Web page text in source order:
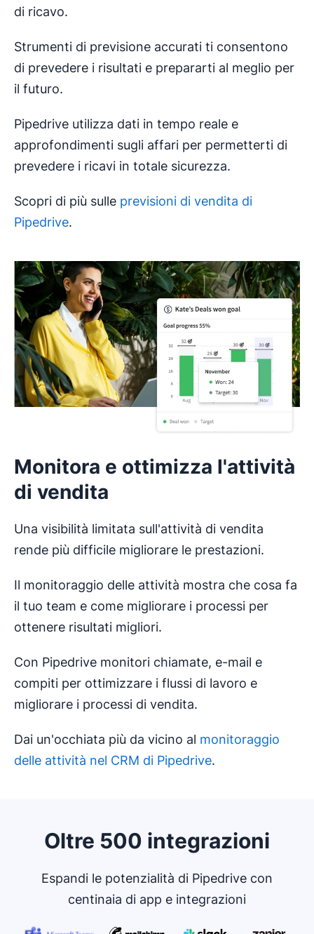
di ricavo.
Strumenti di previsione accurati ti consentono
di prevedere i risultati e prepararti al meglio per
il futuro.
Pipedrive utilizza dati in tempo reale e
approfondimenti sugli affari per permetterti di
prevedere i ricavi in totale sicurezza.
Scopri di più sulle previsioni di vendita di
Pipedrive.
Monitora e ottimizza l'attività
di vendita
Una visibilità limitata sull'attività di vendita
rende più difficile migliorare le prestazioni.
Il monitoraggio delle attività mostra che cosa fa
il tuo team e come migliorare i processi per
ottenere risultati migliori.
Con Pipedrive monitori chiamate, e-mail e
compiti per ottimizzare i flussi di lavoro e
migliorare i processi di vendita.
Dai un'occhiata più da vicino al monitoraggio
delle attività nel CRM di Pipedrive.
Oltre 500 integrazioni
Espandi le potenzialità di Pipedrive con
centinaia di app e integrazioni